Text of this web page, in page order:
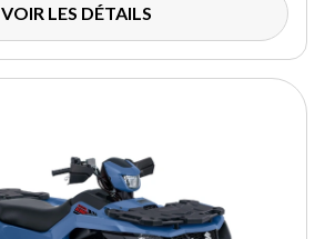
VOIR LES DÉTAILS